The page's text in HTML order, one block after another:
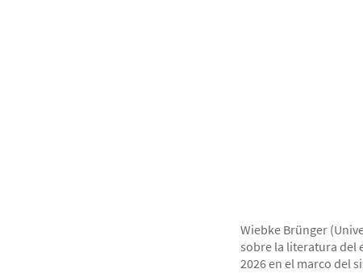
Wiebke Brünger
sobre la literatura del
2026 en el marco del